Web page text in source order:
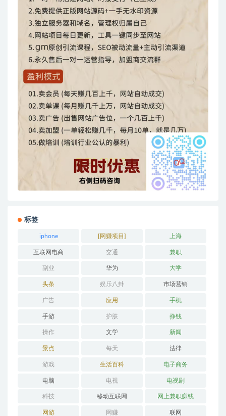
标签
iphone [网赚项目] 上海
互联网电商 交通 兼职
副业 华为 大学
头条 娱乐八卦 市场营销
广告 应用 手机
手游 护肤 挣钱
操作 文学 新闻
景点 每天 法律
游戏 生活百科 电子商务
电脑 电视 电视剧
科技 移动互联网 网上兼职赚钱
网游 网赚 联网